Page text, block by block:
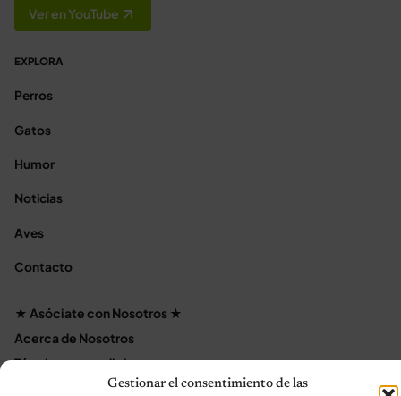
Gestionar el consentimiento de las
Ver en YouTube
EXPLORA
Perros
Gatos
Humor
Noticias
Aves
Contacto
★ Asóciate con Nosotros ★
Acerca de Nosotros
Términos y condiciones
Política de Privacidad